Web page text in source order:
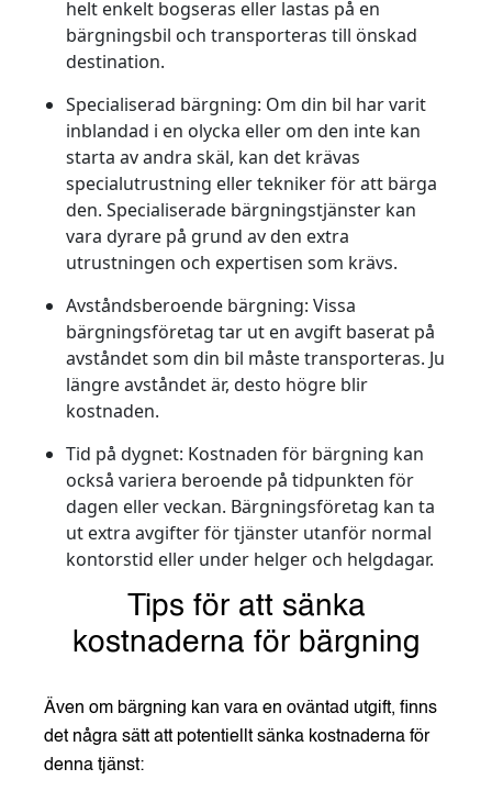
helt enkelt bogseras eller lastas på en
bärgningsbil och transporteras till önskad
destination.
Specialiserad bärgning: Om din bil har varit
inblandad i en olycka eller om den inte kan
starta av andra skäl, kan det krävas
specialutrustning eller tekniker för att bärga
den. Specialiserade bärgningstjänster kan
vara dyrare på grund av den extra
utrustningen och expertisen som krävs.
Avståndsberoende bärgning: Vissa
bärgningsföretag tar ut en avgift baserat på
avståndet som din bil måste transporteras. Ju
längre avståndet är, desto högre blir
kostnaden.
Tid på dygnet: Kostnaden för bärgning kan
också variera beroende på tidpunkten för
dagen eller veckan. Bärgningsföretag kan ta
ut extra avgifter för tjänster utanför normal
kontorstid eller under helger och helgdagar.
Tips för att sänka
kostnaderna för bärgning
Även om bärgning kan vara en oväntad utgift, finns
det några sätt att potentiellt sänka kostnaderna för
denna tjänst: